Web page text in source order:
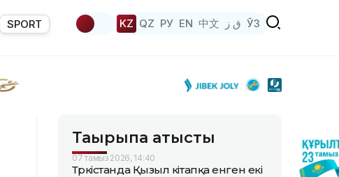
SPORT KZ QZ РУ EN 中文 ق ز ЎЗ
Тақырыпқа қатысты
07 тамыз 2026, 14:40
Түркістанда Қызыл кітапқа енген екі